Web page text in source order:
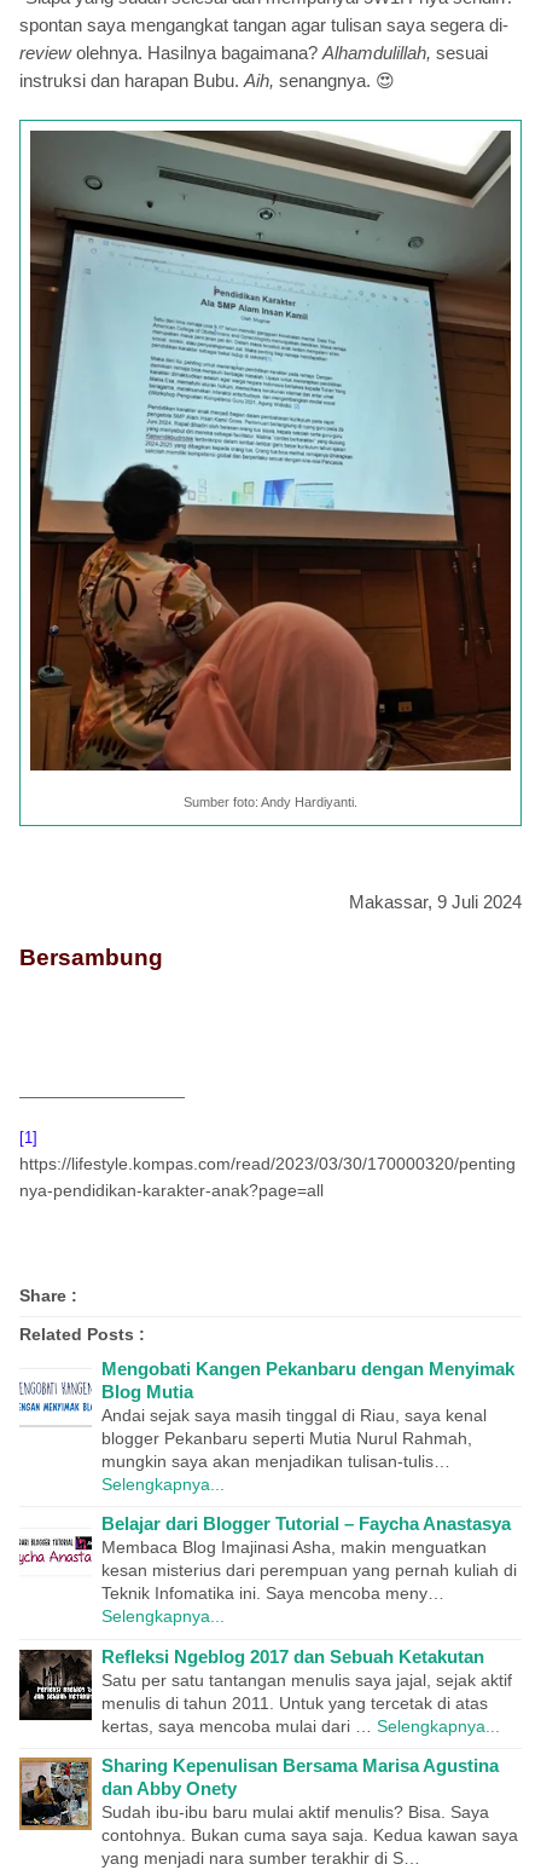
spontan saya mengangkat tangan agar tulisan saya segera di-
reviewolehnya. Hasilnya bagaimana? Alhamdulillah, sesuai
instruksi dan harapan Bubu. Aih, senangnya. 😍
Sumber foto: Andy Hardiyanti.
Makassar, 9 Juli 2024
Bersambung
[1]
https://lifestyle.kompas.com/read/2023/03/30/170000320/penting
nya-pendidikan-karakter-anak?page=all
Share :
Related Posts :
Mengobati Kangen Pekanbaru dengan Menyimak
Blog Mutia
Andai sejak saya masih tinggal di Riau, saya kenal
blogger Pekanbaru seperti Mutia Nurul Rahmah,
mungkin saya akan menjadikan tulisan-tulis…
Selengkapnya...
Belajar dari Blogger Tutorial – Faycha Anastasya
Membaca Blog Imajinasi Asha, makin menguatkan
kesan misterius dari perempuan yang pernah kuliah di
Teknik Infomatika ini. Saya mencoba meny…
Selengkapnya...
Refleksi Ngeblog 2017 dan Sebuah Ketakutan
Satu per satu tantangan menulis saya jajal, sejak aktif
menulis di tahun 2011. Untuk yang tercetak di atas
kertas, saya mencoba mulai dari …
Selengkapnya...
Sharing Kepenulisan Bersama Marisa Agustina
dan Abby Onety
Sudah ibu-ibu baru mulai aktif menulis? Bisa. Saya
contohnya. Bukan cuma saya saja. Kedua kawan saya
yang menjadi nara sumber terakhir di S…